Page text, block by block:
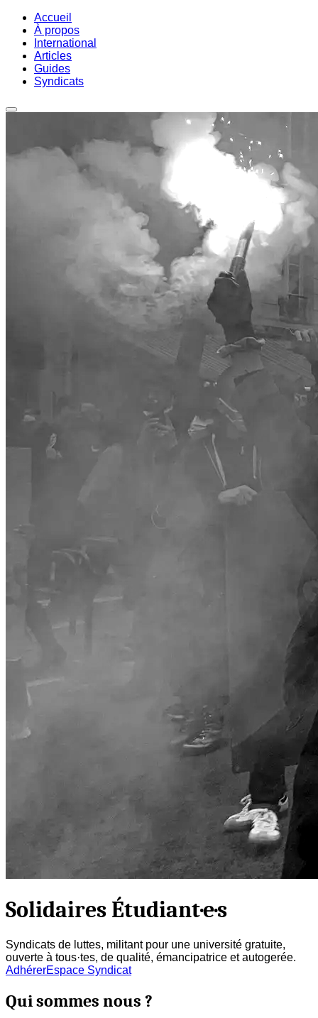
Accueil
À propos
International
Articles
Guides
Syndicats
Solidaires Étudiant·e·s
Syndicats de luttes, militant pour une université gratuite,
ouverte à tous·tes, de qualité, émancipatrice et autogerée.
AdhérerEspace Syndicat
Qui sommes nous ?